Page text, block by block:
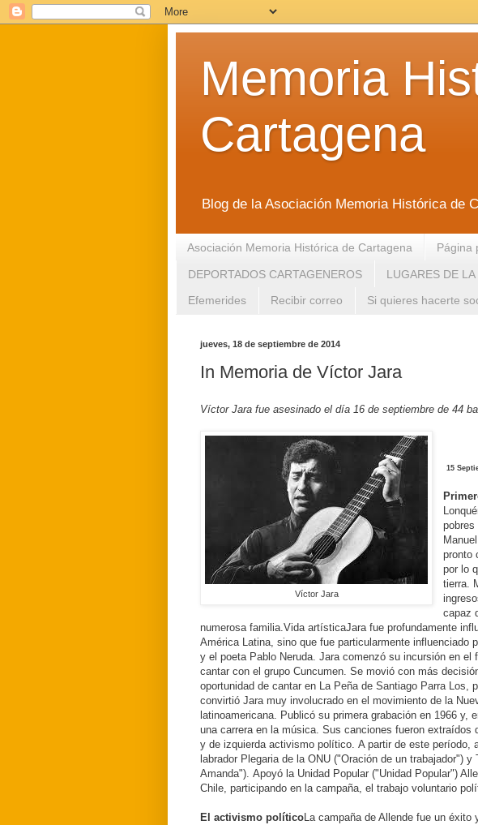
Memoria
Cartagena
Blog de la Asociación Memoria Histórica de
Asociación Memoria Histórica de Cartagena Página
DEPORTADOS CARTAGENEROS LUGARES DE
Efemerides Recibir correo Si quieres hacerte
jueves, 18 de septiembre de 2014
In Memoria de Víctor Jara
Víctor Jara fue asesinado el día 16 de septiembre de 44
Víctor Jara
15
pobres
pronto
por lo
tierra.
capaz
numerosa familia.Vida artísticaJara fue profundamente
América Latina, sino que fue particularmente influenciado
y el poeta Pablo Neruda. Jara comenzó su incursión en el
cantar con el grupo Cuncumen. Se movió con más
oportunidad de cantar en La Peña de Santiago Parra Los,
convirtió Jara muy involucrado en el movimiento de la
latinoamericana. Publicó su primera grabación en 1966 y,
una carrera en la música. Sus canciones fueron extraídos
y de izquierda activismo político. A partir de este período,
labrador Plegaria de la ONU ("Oración de un trabajador")
Amanda"). Apoyó la Unidad Popular ("Unidad Popular")
Chile, participando en la campaña, el trabajo voluntario
El activismo políticoLa campaña de Allende fue un